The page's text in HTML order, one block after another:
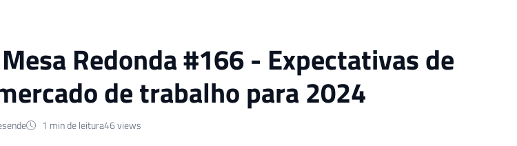
Redonda #166 - Expectativas de
de trabalho para 2024
1 min de leitura46 views